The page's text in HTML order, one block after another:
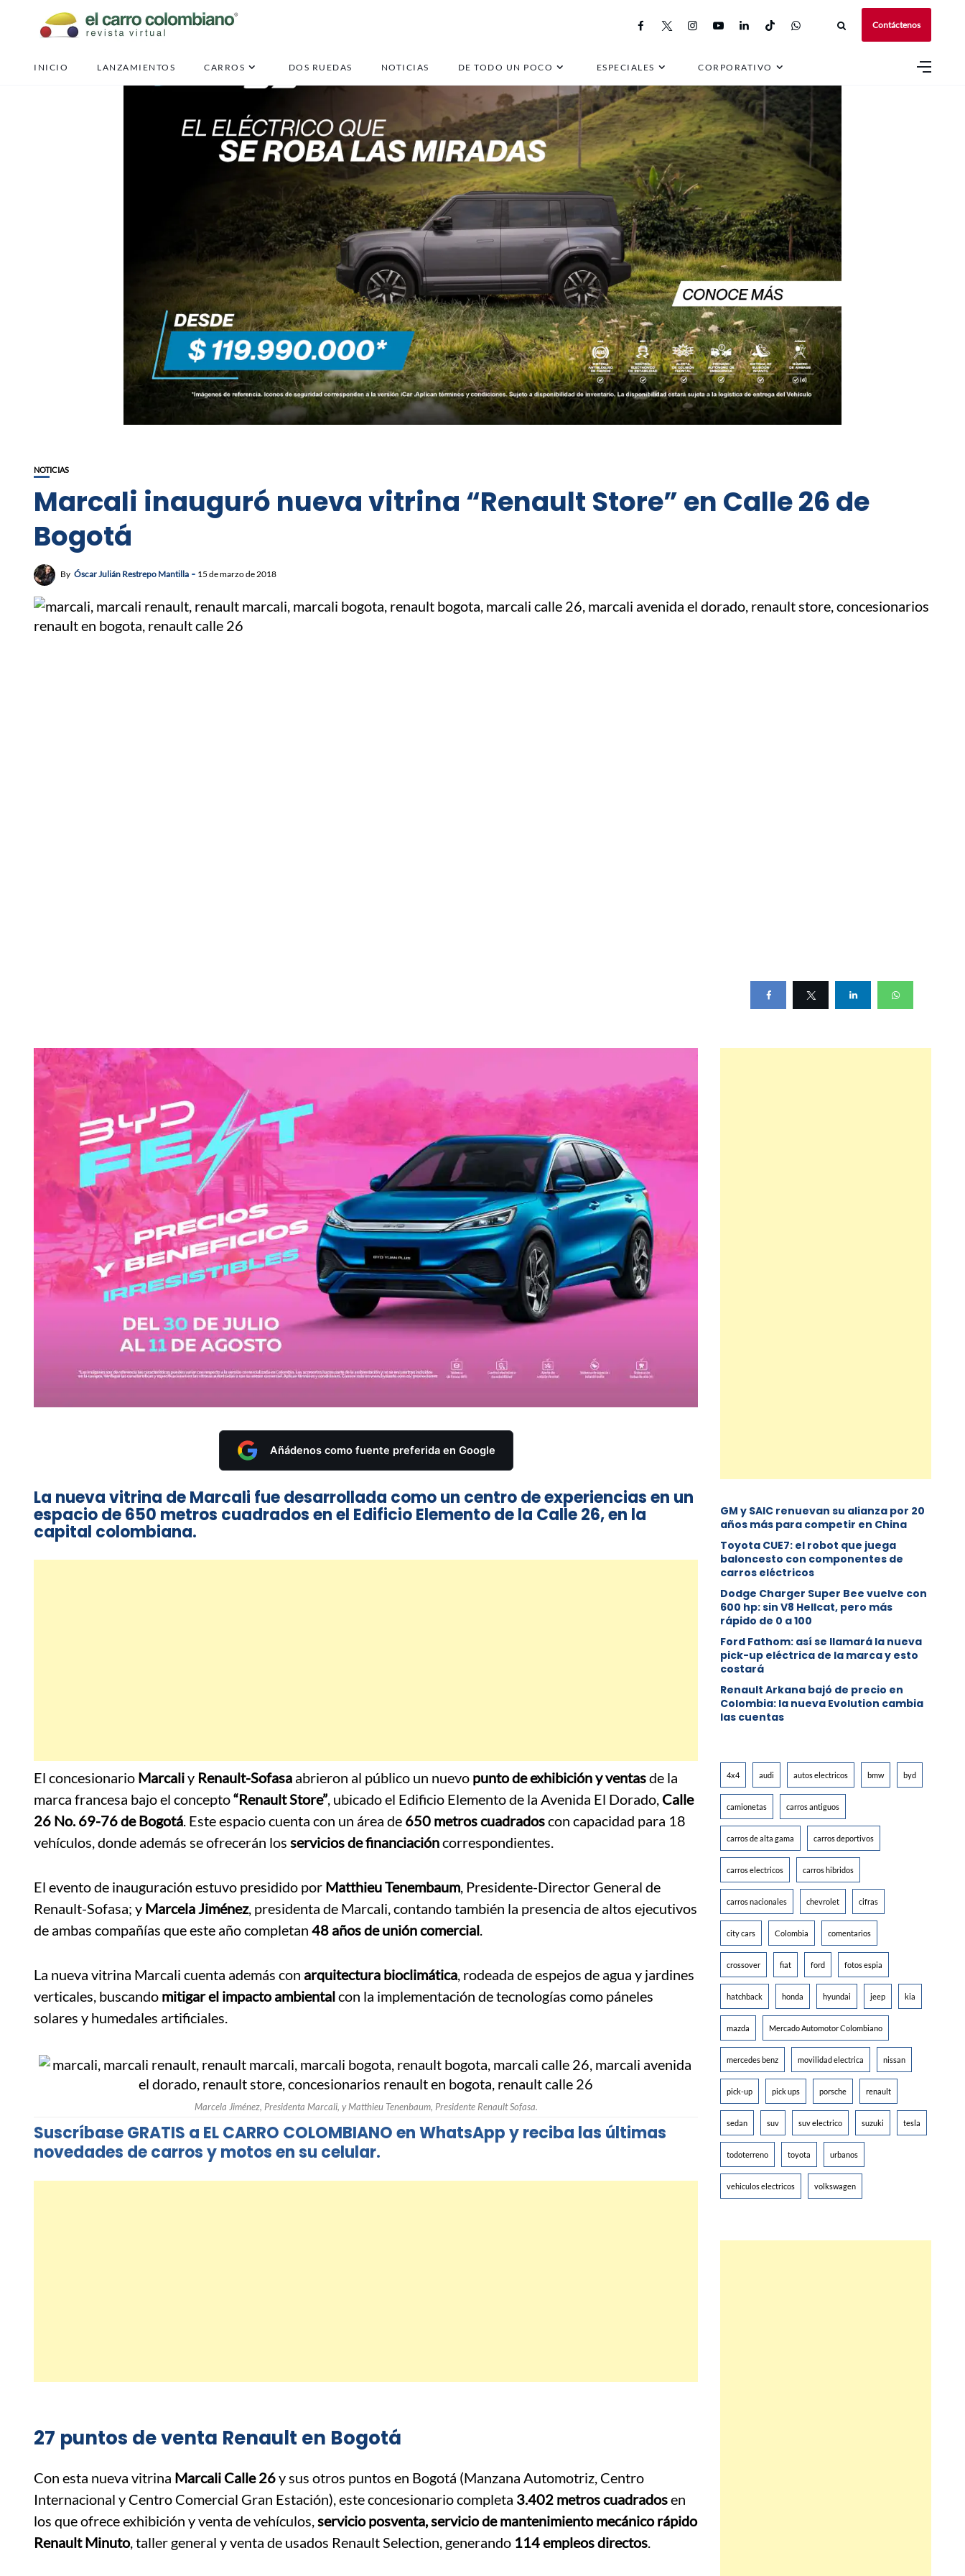
Contáctenos
INICIO LANZAMIENTOS CARROS DOS RUEDAS NOTICIAS DE TODO UN POCO ESPECIALES CORPORATIVO
NOTICIAS
Marcali inauguró nueva vitrina “Renault Store” en Calle 26 de
Bogotá
By Óscar Julián Restrepo Mantilla 15 de marzo de 2018
Añádenos como fuente preferida en Google
La nueva vitrina de Marcali fue desarrollada como un centro de experiencias en un
espacio de 650 metros cuadrados en el Edificio Elemento de la Calle 26, en la
capital colombiana.
El concesionario Marcaliy Renault-Sofasa abrieron al público un nuevo punto de exhibición y ventasde la
marca francesa bajo el concepto“Renault Store”, ubicado el Edificio Elemento de la Avenida El Dorado, Calle
26 No. 69-76 de Bogotá. Este espacio cuenta con un área de 650 metros cuadradoscon capacidad para 18
vehículos, donde además se ofrecerán los servicios de financiacióncorrespondientes.
El evento de inauguración estuvo presidido por Matthieu Tenembaum, Presidente-Director General de
Renault-Sofasa; y Marcela Jiménez, presidenta de Marcali, contando también la presencia de altos ejecutivos
de ambas compañías que este año completan 48 años de unión comercial.
La nueva vitrina Marcali cuenta además con arquitectura bioclimática, rodeada de espejos de agua y jardines
verticales, buscando mitigar el impacto ambientalcon la implementación de tecnologías como páneles
solares y humedales artificiales.
Marcela Jiménez, Presidenta Marcali, y Matthieu Tenenbaum, Presidente Renault Sofasa.
Suscríbase GRATIS a EL CARRO COLOMBIANO en WhatsApp y reciba las últimas
novedades de carros y motos en su celular.
27 puntos de venta Renault en Bogotá
Con esta nueva vitrina Marcali Calle 26y sus otros puntos en Bogotá (Manzana Automotriz, Centro
Internacional y Centro Comercial Gran Estación), este concesionario completa 3.402 metros cuadradosen
los que ofrece exhibición y venta de vehículos,servicio posventa, servicio de mantenimiento mecánico rápido
Renault Minuto, taller general y venta de usados Renault Selection, generando 114 empleos directos.
GM y SAIC renuevan su alianza por 20
años más para competir en China
Toyota CUE7: el robot que juega
baloncesto con componentes de
carros eléctricos
Dodge Charger Super Bee vuelve con
600 hp: sin V8 Hellcat, pero más
rápido de 0 a 100
Ford Fathom: así se llamará la nueva
pick-up eléctrica de la marca y esto
costará
Renault Arkana bajó de precio en
Colombia: la nueva Evolution cambia
las cuentas
4x4 audi autos electricos bmw byd
camionetas carros antiguos
carros de alta gama carros deportivos
carros electricos carros hibridos
carros nacionales chevrolet cifras
city cars Colombia comentarios
crossover fiat ford fotos espia
hatchback honda hyundai jeep kia
mazda Mercado Automotor Colombiano
mercedes benz movilidad electrica nissan
pick-up pick ups porsche renault
sedan suv suv electrico suzuki tesla
todoterreno toyota urbanos
vehiculos electricos volkswagen